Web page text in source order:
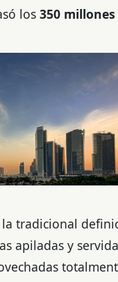
los 350
tradicional
apiladas y